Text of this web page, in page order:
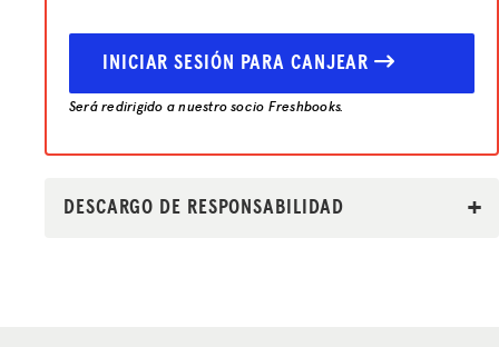
INICIAR SESIÓN PARA CANJEAR
Será redirigido a nuestro socio Freshbooks.
DESCARGO DE RESPONSABILIDAD